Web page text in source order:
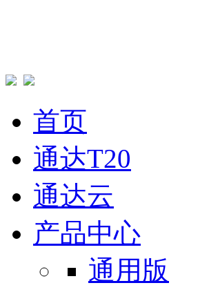
首页
通达T20
通达云
产品中心
通用版